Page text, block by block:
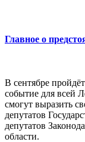
Главное о
В сентябре
событие для всей
смогут выразить
депутатов
депутатов
области.